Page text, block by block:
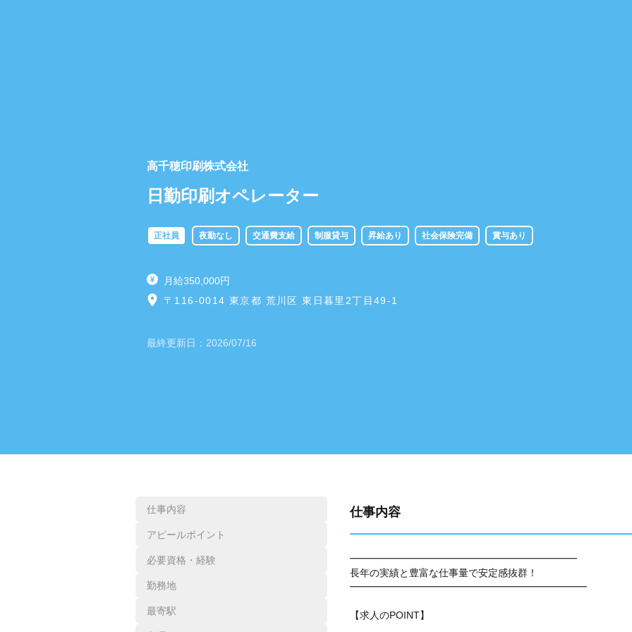
高千穂印刷株式会社
日勤印刷オペレーター
正社員 夜勤なし 交通費支給 制服貸与 昇給あり 社会保険完備 賞与あり
月給350,000円
〒116-0014 東京都 荒川区 東日暮里2丁目49-1
最終更新日： 2026/07/16
仕事内容
アピールポイント
必要資格・経験
勤務地
最寄駅
仕事内容
━━━━━━━━━━━━━━━━━━━━━━━
長年の実績と豊富な仕事量で安定感抜群！
━━━━━━━━━━━━━━━━━━━━━━━━
【求人のPOINT】